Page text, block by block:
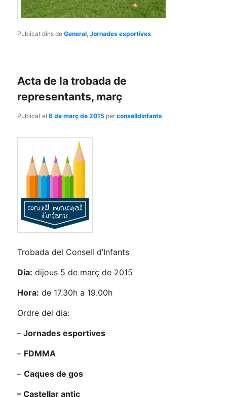
Publicat dins de General,Jornades esportives
Acta de la trobada de
representants, març
Publicat el6 de març de 2015 perconselldinfants
Trobada del Consell d’Infants
Dia: dijous 5 de març de 2015
Hora: de 17.30h a 19.00h
Ordre del dia:
– Jornades esportives
– FDMMA
–Caques de gos
– Castellar antic